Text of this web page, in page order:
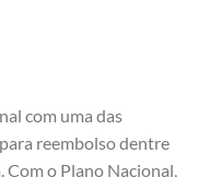
com uma das
reembolso dentre
Com o Plano Nacional,